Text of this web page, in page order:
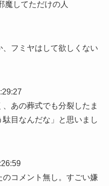
魔してただけの人
フミヤはして欲しくない
あの葬式でも分裂したま
目なんだな」と思いまし
コメント無し。すごい嫌